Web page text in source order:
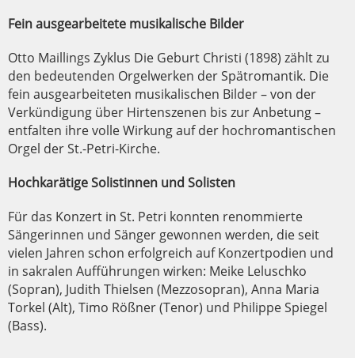
Fein ausgearbeitete musikalische Bilder
Otto Maillings Zyklus Die Geburt Christi (1898) zählt zu
den bedeutenden Orgelwerken der Spätromantik. Die
fein ausgearbeiteten musikalischen Bilder – von der
Verkündigung über Hirtenszenen bis zur Anbetung –
entfalten ihre volle Wirkung auf der hochromantischen
Orgel der St.-Petri-Kirche.
Hochkarätige Solistinnen und Solisten
Für das Konzert in St. Petri konnten renommierte
Sängerinnen und Sänger gewonnen werden, die seit
vielen Jahren schon erfolgreich auf Konzertpodien und
in sakralen Aufführungen wirken: Meike Leluschko
(Sopran), Judith Thielsen (Mezzosopran), Anna Maria
Torkel (Alt), Timo Rößner (Tenor) und Philippe Spiegel
(Bass).